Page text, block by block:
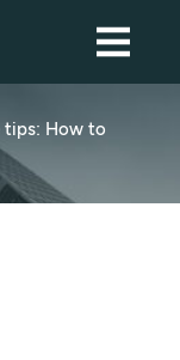
tips: How to